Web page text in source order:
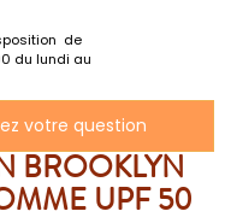
de
du lundi au
votre question
BROOKLYN
UPF 50